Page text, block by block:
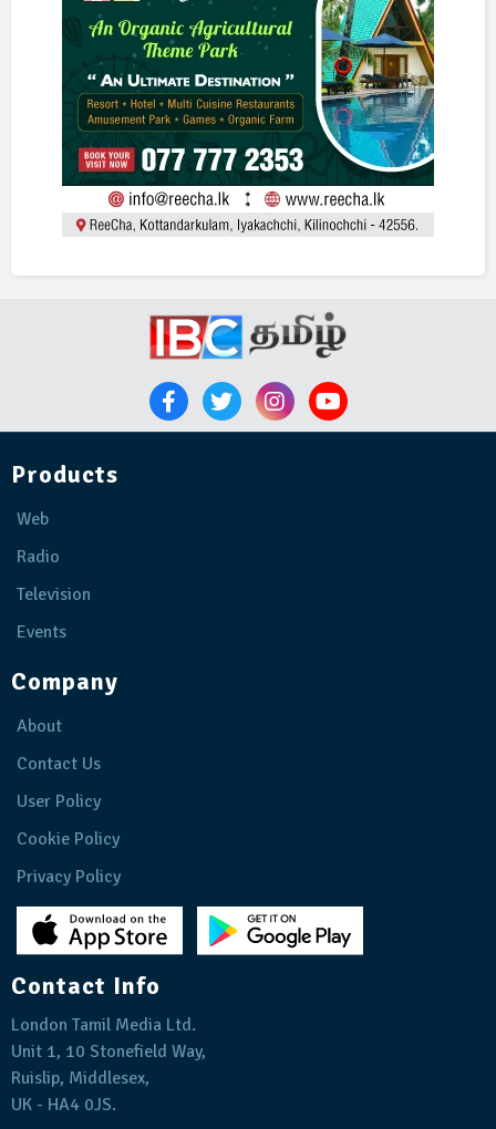
Products
Web
Radio
Television
Events
Company
About
Contact Us
User Policy
Cookie Policy
Privacy Policy
Contact Info
London Tamil Media Ltd.
Unit 1, 10 Stonefield Way,
Ruislip, Middlesex,
UK - HA4 0JS.